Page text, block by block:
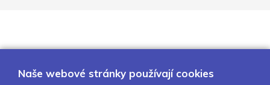
Naše webové stránky používají cookies